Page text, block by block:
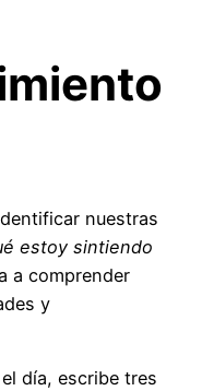
nuestras
estoy sintiendo
a comprender
y
día, escribe tres